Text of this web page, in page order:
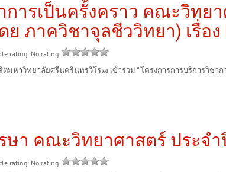
การเป็นครั้งคราว คณะวิทย
ภาควิชาจุลชีววิทยา) เรื่อง
rating: No rating
วิทยาลัยศรีนครินทรวิโรฒ เข้าร่วม “ โครงการการบริการวิชา
ษา คณะวิทยาศาสตร์ ประจำ
rating: No rating